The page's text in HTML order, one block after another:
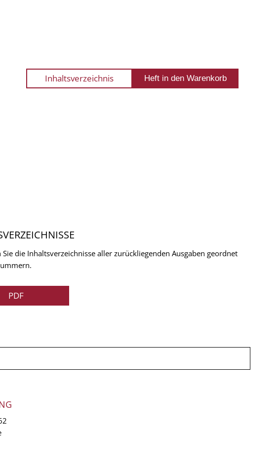
Inhaltsverzeichnis
die Inhaltsverzeichnisse aller zurückliegenden Ausgaben geordnet
PDF